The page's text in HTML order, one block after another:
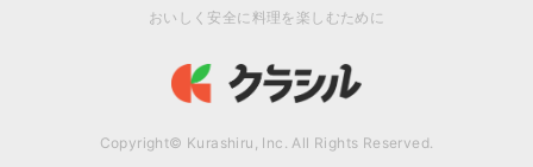
おいしく安全に料理を楽しむために
Copyright© Kurashiru, Inc. All Rights Reserved.